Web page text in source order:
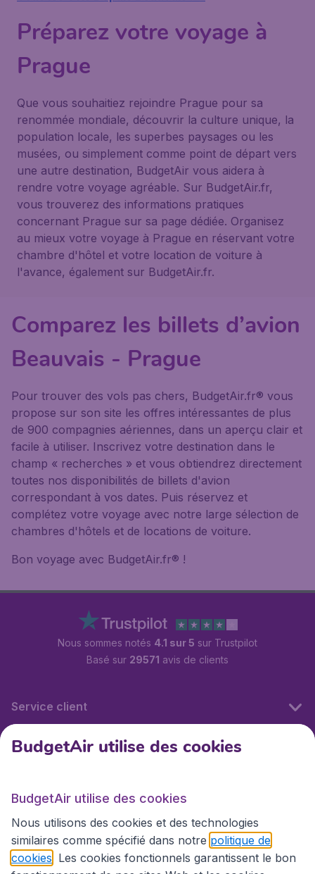
Préparez votre voyage à
Prague
Que vous souhaitiez rejoindre Prague pour sa
renommée mondiale, découvrir la culture unique, la
population locale, les superbes paysages ou les
musées, ou simplement comme point de départ vers
une autre destination, BudgetAir vous aidera à
rendre votre voyage agréable. Sur BudgetAir.fr,
vous trouverez des informations pratiques
concernant Prague sur sa page dédiée. Organisez
au mieux votre voyage à Prague en réservant votre
chambre d'hôtel et votre location de voiture à
l'avance, également sur BudgetAir.fr.
Comparez les billets d’avion
Beauvais - Prague
Pour trouver des vols pas chers, BudgetAir.fr® vous
propose sur son site les offres intéressantes de plus
de 900 compagnies aériennes, dans un aperçu clair et
facile à utiliser. Inscrivez votre destination dans le
champ « recherches » et vous obtiendrez directement
toutes nos disponibilités de billets d'avion
correspondant à vos dates. Puis réservez et
complétez votre voyage avec notre large sélection de
chambres d'hôtels et de locations de voiture.
Bon voyage avec BudgetAir.fr® !
Nous sommes notés 4.1 sur 5 sur Trustpilot
Basé sur 29571 avis de clients
Service client
BudgetAir.fr
Sites internationaux
BudgetAir utilise des cookies
BudgetAir utilise des cookies
Nous utilisons des cookies et des technologies
similaires comme spécifié dans notre politique de
cookies . Les cookies fonctionnels garantissent le bon